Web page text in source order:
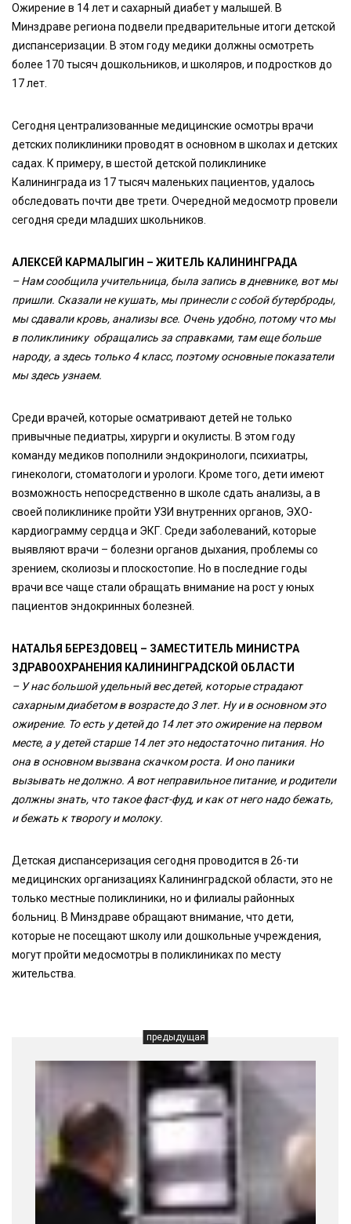
Ожирение в 14 лет и сахарный диабет у малышей. В
Минздраве региона подвели предварительные итоги детской
диспансеризации. В этом году медики должны осмотреть
более 170 тысяч дошкольников, и школяров, и подростков до
17 лет.
Сегодня централизованные медицинские осмотры врачи
детских поликлиники проводят в основном в школах и детских
садах. К примеру, в шестой детской поликлинике
Калининграда из 17 тысяч маленьких пациентов, удалось
обследовать почти две трети. Очередной медосмотр провели
сегодня среди младших школьников.
АЛЕКСЕЙ КАРМАЛЫГИН – ЖИТЕЛЬ КАЛИНИНГРАДА
– Нам сообщила учительница, была запись в дневнике, вот мы
пришли. Сказали не кушать, мы принесли с собой бутерброды,
мы сдавали кровь, анализы все. Очень удобно, потому что мы
в поликлинику обращались за справками, там еще больше
народу, а здесь только 4 класс, поэтому основные показатели
мы здесь узнаем.
Среди врачей, которые осматривают детей не только
привычные педиатры, хирурги и окулисты. В этом году
команду медиков пополнили эндокринологи, психиатры,
гинекологи, стоматологи и урологи. Кроме того, дети имеют
возможность непосредственно в школе сдать анализы, а в
своей поликлинике пройти УЗИ внутренних органов, ЭХО-
кардиограмму сердца и ЭКГ. Среди заболеваний, которые
выявляют врачи – болезни органов дыхания, проблемы со
зрением, сколиозы и плоскостопие. Но в последние годы
врачи все чаще стали обращать внимание на рост у юных
пациентов эндокринных болезней.
НАТАЛЬЯ БЕРЕЗДОВЕЦ – ЗАМЕСТИТЕЛЬ МИНИСТРА
ЗДРАВООХРАНЕНИЯ КАЛИНИНГРАДСКОЙ ОБЛАСТИ
– У нас большой удельный вес детей, которые страдают
сахарным диабетом в возрасте до 3 лет. Ну и в основном это
ожирение. То есть у детей до 14 лет это ожирение на первом
месте, а у детей старше 14 лет это недостаточно питания. Но
она в основном вызвана скачком роста. И оно паники
вызывать не должно. А вот неправильное питание, и родители
должны знать, что такое фаст-фуд, и как от него надо бежать,
и бежать к творогу и молоку.
Детская диспансеризация сегодня проводится в 26-ти
медицинских организациях Калининградской области, это не
только местные поликлиники, но и филиалы районных
больниц. В Минздраве обращают внимание, что дети,
которые не посещают школу или дошкольные учреждения,
могут пройти медосмотры в поликлиниках по месту
жительства.
предыдущая